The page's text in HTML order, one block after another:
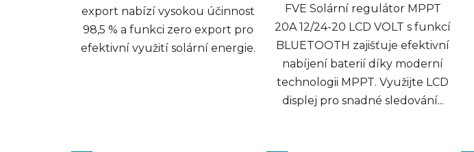
export nabízí vysokou účinnost
98,5 % a funkci zero export pro
efektivní využití solární energie.
FVE Solární regulátor MPPT
20A 12/24-20 LCD VOLT s funkcí
BLUETOOTH zajišťuje efektivní
nabíjení baterií díky moderní
technologii MPPT. Využijte LCD
displej pro snadné sledování...